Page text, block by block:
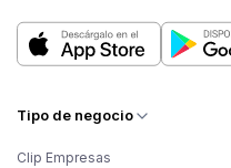
Tipo de negocio
Clip Empresas